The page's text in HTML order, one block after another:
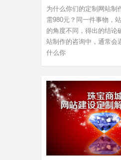
为什么你们的定制网站制
需980元？同一件事物，
的角度不同，得出的结论
站制作的咨询中，通常会
什么你